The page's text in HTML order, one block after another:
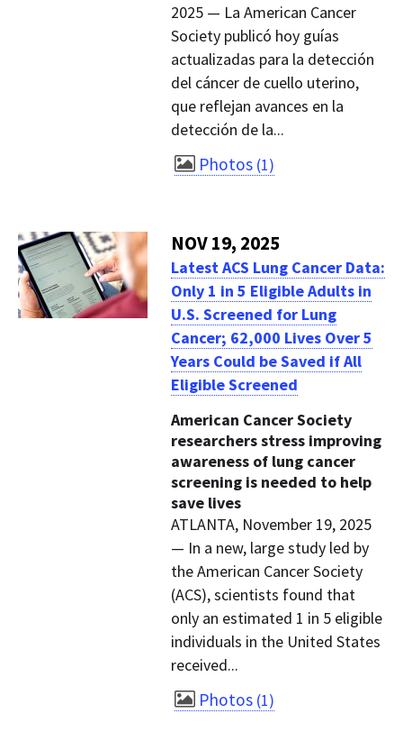
2025 — La American Cancer
Society publicó hoy guías
actualizadas para la detección
del cáncer de cuello uterino,
que reflejan avances en la
detección de la...
Photos 1
NOV 19, 2025
Latest ACS Lung Cancer Data:
Only 1 in 5 Eligible Adults in
U.S. Screened for Lung
Cancer; 62,000 Lives Over 5
Years Could be Saved if All
Eligible Screened
American Cancer Society
researchers stress improving
awareness of lung cancer
screening is needed to help
save lives
ATLANTA, November 19, 2025
— In a new, large study led by
the American Cancer Society
(ACS), scientists found that
only an estimated 1 in 5 eligible
individuals in the United States
received...
Photos 1